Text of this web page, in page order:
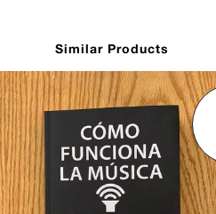
Similar Products